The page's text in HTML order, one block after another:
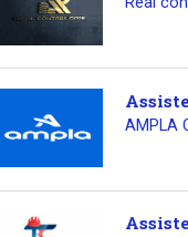
AMPLA